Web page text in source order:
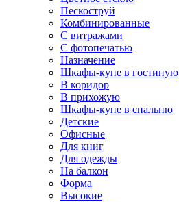
Пескоструй
Комбинированные
С витражами
С фотопечатью
Назначение
Шкафы-купе в гостиную
В коридор
В прихожую
Шкафы-купе в спальню
Детские
Офисные
Для книг
Для одежды
На балкон
Форма
Высокие